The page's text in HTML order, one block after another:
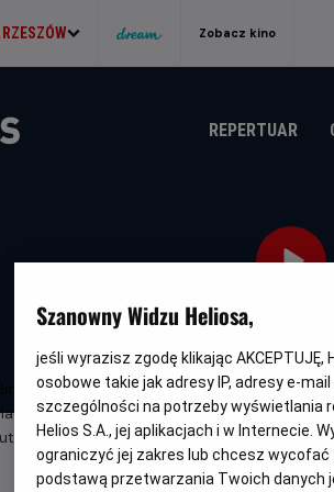
Zobacz kino
REPERTUAR
Arthur
Raetz, Josh
Tina Joy,
NAPISY
Szanowny Widzu Heliosa,
jeśli wyrazisz zgodę klikając AKCEPTUJĘ,
osobowe takie jak adresy IP, adresy e-
szczególności na potrzeby wyświetlania
Helios S.A., jej aplikacjach i w Internecie.
ograniczyć jej zakres lub chcesz wycofać
podstawą przetwarzania Twoich danych